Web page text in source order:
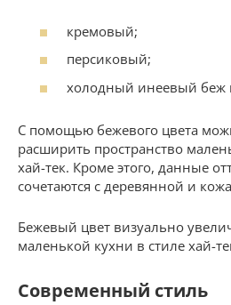
кремовый;
персиковый;
холодный инеевый беж
С помощью бежевого цвета
расширить пространство
хай-тек. Кроме этого, данные
сочетаются с деревянной и
Бежевый цвет визуально
маленькой кухни в стиле хай-
Современный стиль